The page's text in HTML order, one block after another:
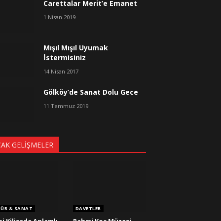
Carettalar Merit’e Emanet
1 Nisan 2019
Mışıl Mışıl Uyumak
İstermisiniz
14 Nisan 2017
Gölköy’de Sanat Dolu Gece
11 Temmuz 2019
GELIŞMELER
& SANAT DAVETLER